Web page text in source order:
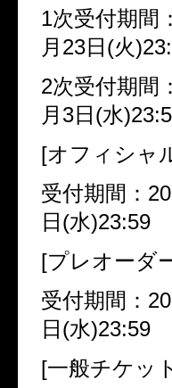
1次受付期間
月23日(火
2次受付期間
月3日(水
[オフィシャ
受付期間：
日(水)23:59
[プレオーダ
受付期間：
日(水)23:59
[一般チケッ